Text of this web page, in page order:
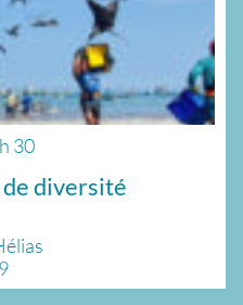
30
de diversité